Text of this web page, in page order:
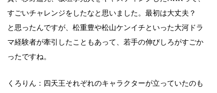
すごいチャレンジをしたなと思いました。最初は大丈夫？
と思ったんですが、松重豊や松山ケンイチといった大河ドラ
マ経験者が牽引したこともあって、若手の伸びしろがすごか
ったですね。
くろりん：四天王それぞれのキャラクターが立っていたのも